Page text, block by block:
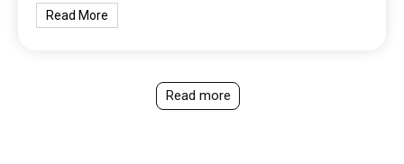
Read More
Read more